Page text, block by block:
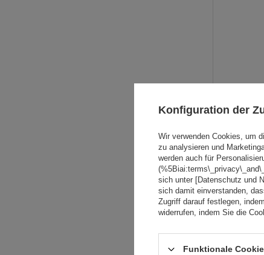
Konfiguration der
Wir verwenden Cookies, um
zu analysieren und
werden auch für
sich unter [Datenschutz und
sich damit einverstanden,
Zugriff darauf festlegen,
widerrufen, indem Sie die
Funktionale